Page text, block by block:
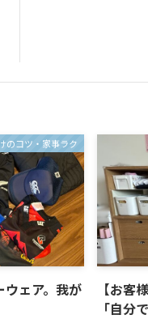
のコツ・家事ラク
ェア。我が
【お客
「自分